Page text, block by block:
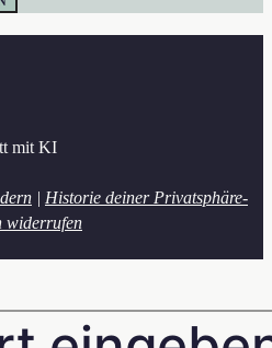
mit KI
| Historie deiner Privatsphäre-
widerrufen